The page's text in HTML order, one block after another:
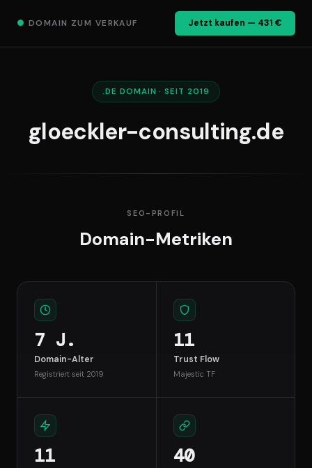
● DOMAIN ZUM VERKAUF Jetzt kaufen — 431 €
.DE DOMAIN · SEIT 2019
gloeckler-consulting.de
SEO-PROFIL
Domain-Metriken
7 J.
Domain-Alter
Registriert seit 2019
11
Trust Flow
Majestic TF
11 40